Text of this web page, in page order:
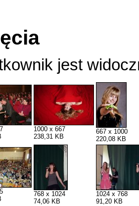
jest
1000 x 667
238,31 KB
667 x 1000
220,08 KB
768 x 1024
74,06 KB
1024 x 768
91,20 KB